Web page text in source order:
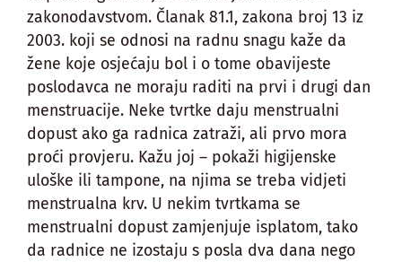
zakonodavstvom. Članak 81.1, zakona broj 13 iz
2003. koji se odnosi na radnu snagu kaže da
žene koje osjećaju bol i o tome obavijeste
poslodavca ne moraju raditi na prvi i drugi dan
menstruacije. Neke tvrtke daju menstrualni
dopust ako ga radnica zatraži, ali prvo mora
proći provjeru. Kažu joj – pokaži higijenske
uloške ili tampone, na njima se treba vidjeti
menstrualna krv. U nekim tvrtkama se
menstrualni dopust zamjenjuje isplatom, tako
da radnice ne izostaju s posla dva dana nego